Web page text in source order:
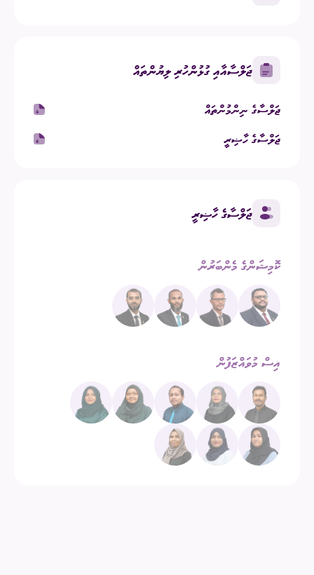
ޖަލްސާއާއި ގުޅުންހުރި ލިޔުންތައް
ޖަލްސާގެ ނިންމުންތައް
ޖަލްސާގެ ހާޟިރީ
ޖަލްސާގެ ހާޟިރީ
ކޮމިޝަންގެ މެންބަރުން
އިސް މުވައްޒަފުން